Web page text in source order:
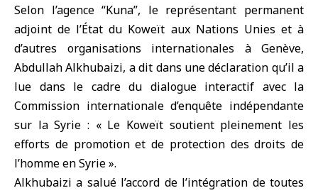
Selon l’agence “Kuna”, le représentant permanent
adjoint de l’État du Koweït aux Nations Unies et à
d’autres organisations internationales à Genève,
Abdullah Alkhubaizi, a dit dans une déclaration qu’il a
lue dans le cadre du dialogue interactif avec la
Commission internationale d’enquête indépendante
sur la Syrie : « Le Koweït soutient pleinement les
efforts de promotion et de protection des droits de
l’homme en Syrie ».
Alkhubaizi a salué l’accord de l’intégration de toutes